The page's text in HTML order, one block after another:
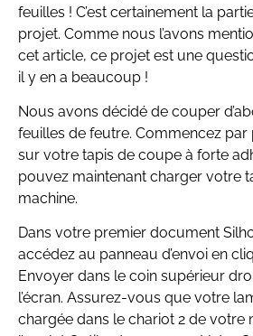
feuilles ! C’est certainement la
projet. Comme nous l’avons
cet article, ce projet est une
il y en a beaucoup !
Nous avons décidé de couper
feuilles de feutre. Commencez
sur votre tapis de coupe à forte
pouvez maintenant charger votre
machine.
Dans votre premier document
accédez au panneau d’envoi en
Envoyer dans le coin supérieur
l’écran. Assurez-vous que votre
chargée dans le chariot 2 de votre